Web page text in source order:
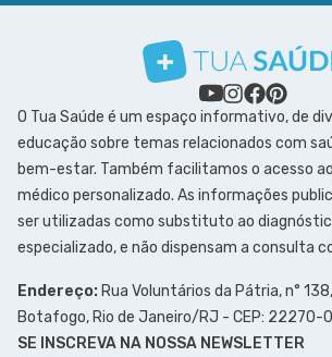
O Tua Saúde é um espaço informativo, de
educação sobre temas relacionados com
bem-estar. Também facilitamos o acesso
médico personalizado. As informações
ser utilizadas como substituto ao
especializado, e não dispensam a consulta
Endereço: Rua Voluntários da Pátria, n°
Botafogo, Rio de Janeiro/RJ - CEP: 22270-
SE INSCREVA NA NOSSA NEWSLETTER